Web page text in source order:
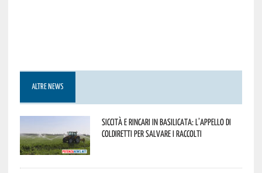
ALTRE NEWS
Siccità e rincari in Basilicata: l’appello di
Coldiretti per salvare i raccolti